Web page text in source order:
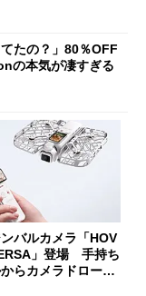
たの？」80％OFF
の本気が凄すぎる
バルカメラ「HOV
」登場 手持ち
らカメラドローン